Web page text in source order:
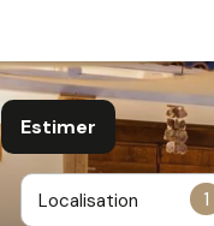
Estimer
1
Localisation